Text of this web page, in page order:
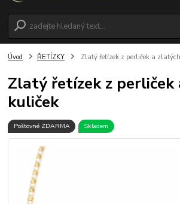
Úvod ŘETÍZKY Zlatý řetízek z perliček a
Zlatý řetízek z perliček
kuliček
Poštovné ZDARMA Skladem